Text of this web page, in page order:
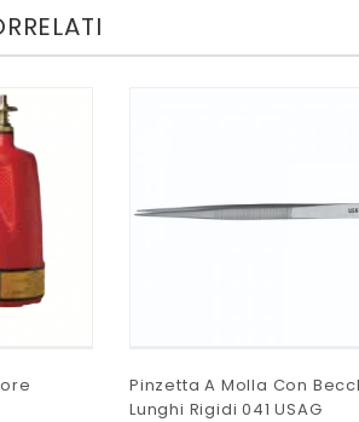
Pinzetta A Molla Con
Lunghi Rigidi 041 USAG